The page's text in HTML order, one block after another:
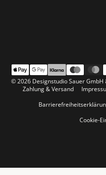
© 2026 Designstudio Sauer GmbH
Zahlung & Versand
Cookie-